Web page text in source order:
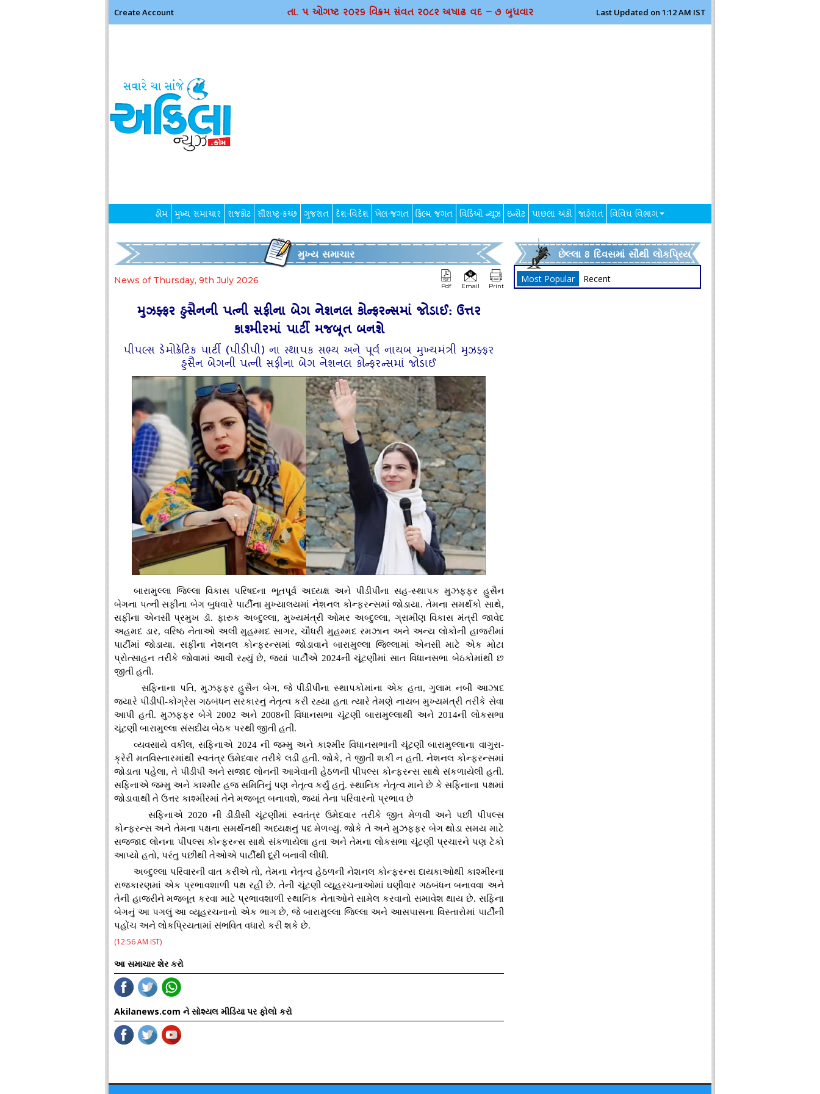
Create Account તા. ૫ ઓગષ્ટ ર૦ર૬ વિક્રમ સંવત ર૦૮૨ અષાઢ વદ – ૭ બુધવાર Last Updated on 1:12 AM IST
હોમ મુખ્ય સમાચાર રાજકોટ સૌરાષ્ટ્ર-કચ્છ ગુજરાત દેશ-વિદેશ ખેલ-જગત ફિલ્મ જગત વિડિઓ ન્યૂઝ ઇન્સેટ પાછલા અંકો જાહેરાત વિવિધ વિભાગ
મુખ્ય સમાચાર
News of Thursday, 9th July 2026
Pdf Email Print
મુઝફ્ફર હુસૈનની પત્ની સફીના બેગ નેશનલ કોન્ફરન્સમાં જોડાઈ: ઉત્તર
કાશ્મીરમાં પાર્ટી મજબૂત બનશે
પીપલ્સ ડેમોક્રેટિક પાર્ટી (પીડીપી) ના સ્થાપક સભ્ય અને પૂર્વ નાયબ મુખ્યમંત્રી મુઝફ્ફર
હુસૈન બેગની પત્ની સફીના બેગ નેશનલ કોન્ફરન્સમાં જોડાઈ
બારામુલ્લા જિલ્લા વિકાસ પરિષદના ભૂતપૂર્વ અધ્યક્ષ અને પીડીપીના સહ-સ્થાપક મુઝફ્ફર હુસૈન
બેગના પત્ની સફીના બેગ બુધવારે પાર્ટીના મુખ્યાલયમાં નેશનલ કોન્ફરન્સમાં જોડાયા. તેમના સમર્થકો સાથે,
સફીના એનસી પ્રમુખ ડૉ. ફારુક અબ્દુલ્લા, મુખ્યમંત્રી ઓમર અબ્દુલ્લા, ગ્રામીણ વિકાસ મંત્રી જાવેદ
અહમદ ડાર, વરિષ્ઠ નેતાઓ અલી મુહમ્મદ સાગર, ચૌધરી મુહમ્મદ રમઝાન અને અન્ય લોકોની હાજરીમાં
પાર્ટીમાં જોડાયા. સફીના નેશનલ કોન્ફરન્સમાં જોડાવાને બારામુલ્લા જિલ્લામાં એનસી માટે એક મોટા
પ્રોત્સાહન તરીકે જોવામાં આવી રહ્યું છે, જ્યાં પાર્ટીએ 2024ની ચૂંટણીમાં સાત વિધાનસભા બેઠકોમાંથી છ
જીતી હતી.
સફિનાના પતિ, મુઝફ્ફર હુસૈન બેગ, જે પીડીપીના સ્થાપકોમાંના એક હતા, ગુલામ નબી આઝાદ
જ્યારે પીડીપી-કોંગ્રેસ ગઠબંધન સરકારનું નેતૃત્વ કરી રહ્યા હતા ત્યારે તેમણે નાયબ મુખ્યમંત્રી તરીકે સેવા
આપી હતી. મુઝફ્ફર બેગે 2002 અને 2008ની વિધાનસભા ચૂંટણી બારામુલ્લાથી અને 2014ની લોકસભા
ચૂંટણી બારામુલ્લા સંસદીય બેઠક પરથી જીતી હતી.
વ્યવસાયે વકીલ, સફિનાએ 2024 ની જમ્મુ અને કાશ્મીર વિધાનસભાની ચૂંટણી બારામુલ્લાના વાગુરા-
ક્રેરી મતવિસ્તારમાંથી સ્વતંત્ર ઉમેદવાર તરીકે લડી હતી. જોકે, તે જીતી શકી ન હતી. નેશનલ કોન્ફરન્સમાં
જોડાતા પહેલા, તે પીડીપી અને સજાદ લોનની આગેવાની હેઠળની પીપલ્સ કોન્ફરન્સ સાથે સંકળાયેલી હતી.
સફિનાએ જમ્મુ અને કાશ્મીર હજ સમિતિનું પણ નેતૃત્વ કર્યું હતું. સ્થાનિક નેતૃત્વ માને છે કે સફિનાના પક્ષમાં
જોડાવાથી તે ઉત્તર કાશ્મીરમાં તેને મજબૂત બનાવશે, જ્યાં તેના પરિવારનો પ્રભાવ છે
સફિનાએ 2020 ની ડીડીસી ચૂંટણીમાં સ્વતંત્ર ઉમેદવાર તરીકે જીત મેળવી અને પછી પીપલ્સ
કોન્ફરન્સ અને તેમના પક્ષના સમર્થનથી અધ્યક્ષનું પદ મેળવ્યું. જોકે તે અને મુઝફ્ફર બેગ થોડા સમય માટે
સજ્જાદ લોનના પીપલ્સ કોન્ફરન્સ સાથે સંકળાયેલા હતા અને તેમના લોકસભા ચૂંટણી પ્રચારને પણ ટેકો
આપ્યો હતો, પરંતુ પછીથી તેઓએ પાર્ટીથી દૂરી બનાવી લીધી.
અબ્દુલ્લા પરિવારની વાત કરીએ તો, તેમના નેતૃત્વ હેઠળની નેશનલ કોન્ફરન્સ દાયકાઓથી કાશ્મીરના
રાજકારણમાં એક પ્રભાવશાળી પક્ષ રહી છે. તેની ચૂંટણી વ્યૂહરચનાઓમાં ઘણીવાર ગઠબંધન બનાવવા અને
તેની હાજરીને મજબૂત કરવા માટે પ્રભાવશાળી સ્થાનિક નેતાઓને સામેલ કરવાનો સમાવેશ થાય છે. સફિના
બેગનું આ પગલું આ વ્યૂહરચનાનો એક ભાગ છે, જે બારામુલ્લા જિલ્લા અને આસપાસના વિસ્તારોમાં પાર્ટીની
પહોંચ અને લોકપ્રિયતામાં સંભવિત વધારો કરી શકે છે.
(12:56 AM IST)
આ સમાચાર શેર કરો
Akilanews.com ને સોશ્યલ મીડિયા પર ફોલો કરો
છેલ્લા 8 દિવસમાં સૌથી લોકપ્રિય
Most Popular Recent